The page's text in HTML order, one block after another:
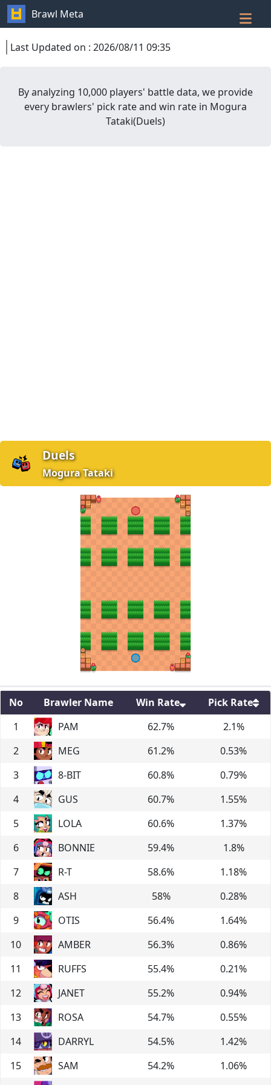
Brawl Meta
Last Updated on : 2026/08/11 09:35
By analyzing 10,000 players' battle data, we provide
every brawlers' pick rate and win rate in Mogura
Tataki(Duels)
Duels
Mogura Tataki
No Brawler Name Win Rate
Pick Rate
1
PAM 62.7% 2.1%
2
MEG 61.2% 0.53%
3
8-BIT 60.8% 0.79%
4
GUS 60.7% 1.55%
5
LOLA 60.6% 1.37%
6
BONNIE 59.4% 1.8%
7
R-T 58.6% 1.18%
8
ASH 58% 0.28%
9
OTIS 56.4% 1.64%
10
AMBER 56.3% 0.86%
11
RUFFS 55.4% 0.21%
12
JANET 55.2% 0.94%
13
ROSA 54.7% 0.55%
14
DARRYL 54.5% 1.42%
15
SAM 54.2% 1.06%